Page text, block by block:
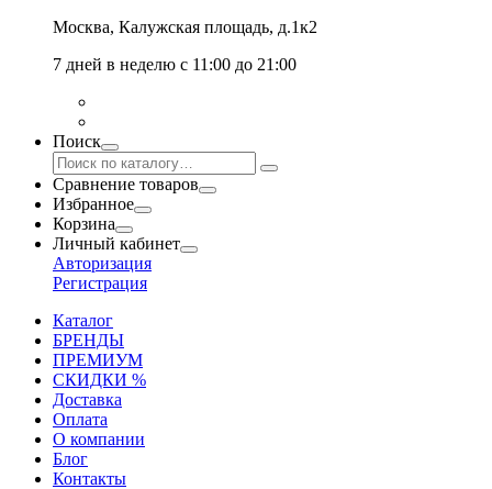
Москва, Калужская площадь, д.1к2
7 дней в неделю с 11:00 до 21:00
Поиск
Сравнение товаров
Избранное
Корзина
Личный кабинет
Авторизация
Регистрация
Каталог
БРЕНДЫ
ПРЕМИУМ
СКИДКИ %
Доставка
Оплата
О компании
Блог
Контакты